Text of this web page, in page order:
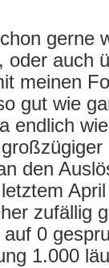
gerne
oder auch
meinen
gut wie
endlich
den
zufällig
0
1.000